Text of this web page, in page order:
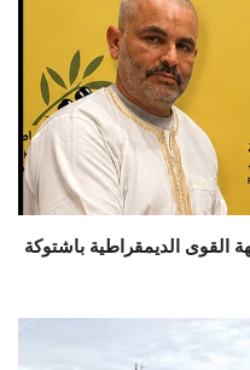
القوى الديمقراطية باشتوكة